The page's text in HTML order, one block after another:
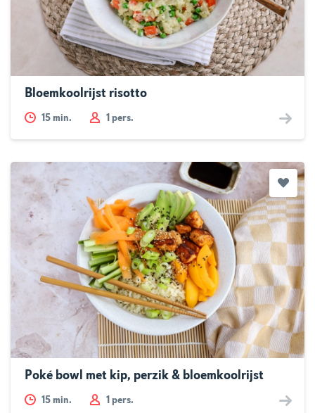
Bloemkoolrijst risotto
15 min. 1 pers.
Poké bowl met kip, perzik & bloemkoolrijst
15 min. 1 pers.